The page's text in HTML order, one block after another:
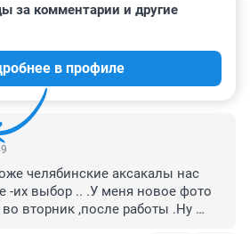
58
за комментарии и другие
в профиле
челябинские аксакалы нас
-их выбор .. .У меня новое фото
во вторник ,после работы .Ну